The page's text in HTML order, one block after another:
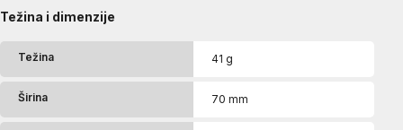
Težina i dimenzije
Težina 41 g
Širina 70 mm